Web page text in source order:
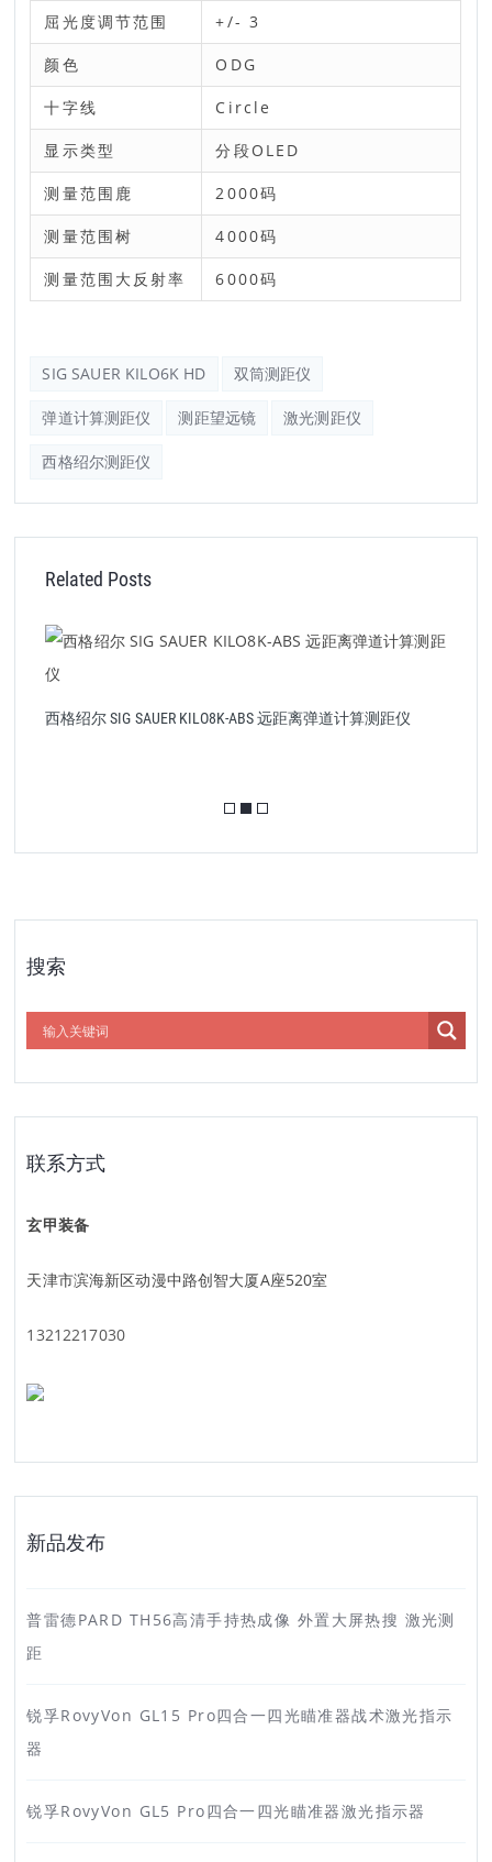
屈光度调节范围 +/- 3
颜色 ODG
十字线 Circle
显示类型 分段OLED
测量范围鹿 2000码
测量范围树 4000码
测量范围大反射率 6000码
SIG SAUER KILO6K HD 双筒测距仪
弹道计算测距仪 测距望远镜 激光测距仪
西格绍尔测距仪
Related Posts
西格绍尔 SIG SAUER KILO8K-ABS 远距离弹道计算测距仪
搜索
联系方式
玄甲装备
天津市滨海新区动漫中路创智大厦A座520室
13212217030
新品发布
普雷德PARD TH56高清手持热成像 外置大屏热搜 激光测
距
锐孚RovyVon GL15 Pro四合一四光瞄准器战术激光指示
器
锐孚RovyVon GL5 Pro四合一四光瞄准器激光指示器